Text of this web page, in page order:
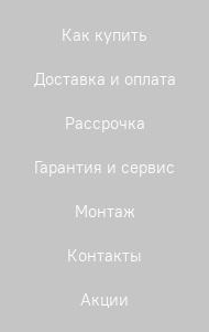
Как купить
Доставка и оплата
Рассрочка
Гарантия и сервис
Монтаж
Контакты
Акции